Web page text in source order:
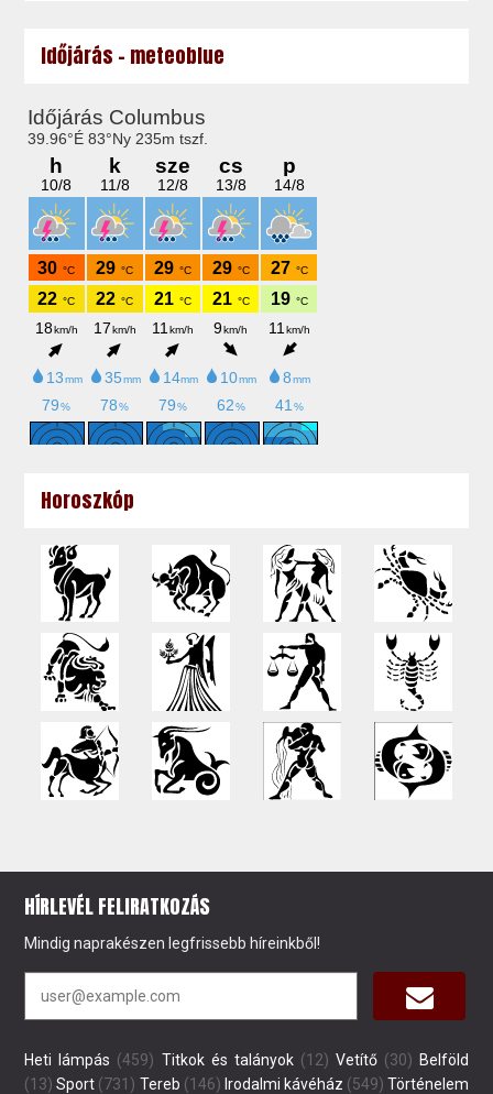
Időjárás - meteoblue
Horoszkóp
HÍRLEVÉL FELIRATKOZÁS
Mindig naprakészen legfrissebb híreinkből!
Heti lámpás (459) Titkok és talányok(12) Vetítő(30) Belföld
(13) Sport (731) Tereb (146) Irodalmi kávéház (549) Történelem